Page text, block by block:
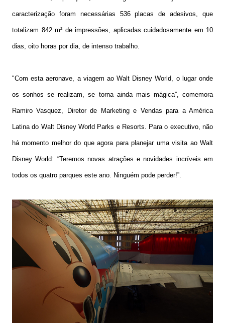
caracterização foram necessárias 536 placas de adesivos, que
totalizam 842 m² de impressões, aplicadas cuidadosamente em 10
dias, oito horas por dia, de intenso trabalho.
"Com esta aeronave, a viagem ao Walt Disney World, o lugar onde
os sonhos se realizam, se torna ainda mais mágica”, comemora
Ramiro Vasquez, Diretor de Marketing e Vendas para a América
Latina do Walt Disney World Parks e Resorts. Para o executivo, não
há momento melhor do que agora para planejar uma visita ao Walt
Disney World: “Teremos novas atrações e novidades incríveis em
todos os quatro parques este ano. Ninguém pode perder!”.